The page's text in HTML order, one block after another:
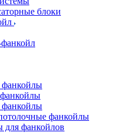
блоки
фанкойлы
для фанкойлов